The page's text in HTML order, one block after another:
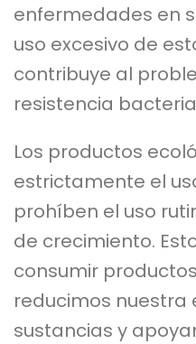
enfermedades en
uso excesivo de
contribuye al
resistencia
Los productos
estrictamente el
prohíben el uso
de crecimiento.
consumir
reducimos nuestra
sustancias y